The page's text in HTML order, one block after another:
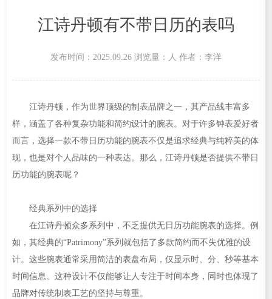
江诗丹顿有不带日历的表吗
发布时间：2025.09.26 浏览量： 人 作者：李洋
江诗丹顿，作为世界顶级的制表品牌之一，其产品线丰富多
样，涵盖了各种复杂功能和简约设计的腕表。对于许多钟表爱好者
而言，选择一款不带日历功能的腕表不仅是追求经典与纯粹美的体
现，也是对个人品味的一种表达。那么，江诗丹顿是否提供不带日
历功能的腕表呢？
经典系列中的选择
在江诗丹顿众多系列中，不乏提供无日历功能腕表的选择。例
如，其经典的“Patrimony”系列就包括了多款简约而不失优雅的设
计。这些腕表通常采用简洁的表盘布局，仅显示时、分、秒等基本
时间信息。这种设计不仅能够让人专注于时间本身，同时也体现了
品牌对传统制表工艺的坚持与尊重。